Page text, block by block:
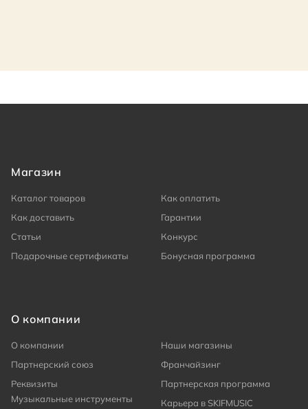
Магазин
Каталог товаров
Как оплатить
Как доставить
Гарантии
Статьи
Конкурс
Подарочные сертификаты
Бонусная программа
О компании
О компании
Наши магазины
Партнерский союз
Франчайзинг
Реквизиты
Партнерская программа
Музыкальные инструменты
Карьера в SKIFMUSIC